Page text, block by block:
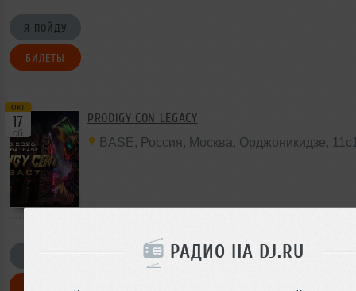
РАДИО НА DJ.RU
Я ПОЙДУ
БИЛЕТЫ
окт
17
сб
PRODIGY CON LEGACY
BASE, Россия , Москва, Орджоникидзе,